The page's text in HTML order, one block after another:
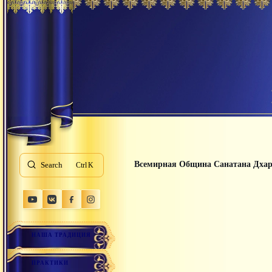
Search K
НАША ТРАДИЦИЯ
ПРАКТИКИ
Всемирная Община Санатана